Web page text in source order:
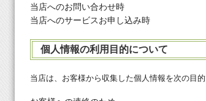
当店へのお問い合わせ時
当店へのサービスお申し込み時
個人情報の利用目的について
当店は、お客様から収集した個人情報を次の目的